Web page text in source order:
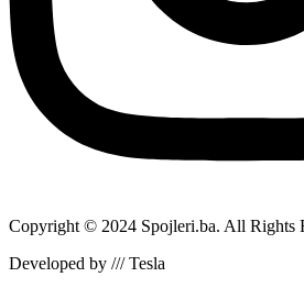
Copyright © 2024 Spojleri.ba. All Rights
Developed by /// Tesla